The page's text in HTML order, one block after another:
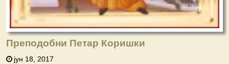
Преподобни Петар Коришки
јун 18, 2017